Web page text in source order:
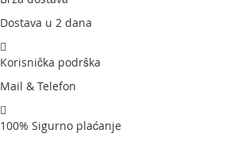
Dostava u 2 dana
Korisnička podrška
Mail & Telefon
100% Sigurno plaćanje